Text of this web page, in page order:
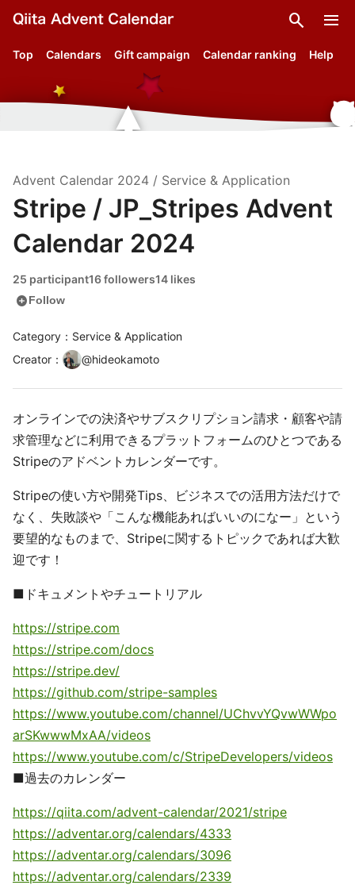
search menu
Top Calendars Gift campaign Calendar ranking Help
Advent Calendar 2024 / Service & Application
Stripe / JP_Stripes Advent
Calendar 2024
25 participant16 followers14 likes
add_circleFollow
Category：Service & Application
Creator ： @hideokamoto
オンラインでの決済やサブスクリプション請求・顧客や請
求管理などに利用できるプラットフォームのひとつである
Stripeのアドベントカレンダーです。
Stripeの使い方や開発Tips、ビジネスでの活用方法だけで
なく、失敗談や「こんな機能あればいいのになー」という
要望的なものまで、Stripeに関するトピックであれば大歓
迎です！
■ドキュメントやチュートリアル
https://stripe.com
https://stripe.com/docs
https://stripe.dev/
https://github.com/stripe-samples
https://www.youtube.com/channel/UChvvYQvwWWpo
arSKwwwMxAA/videos
https://www.youtube.com/c/StripeDevelopers/videos
■過去のカレンダー
https://qiita.com/advent-calendar/2021/stripe
https://adventar.org/calendars/4333
https://adventar.org/calendars/3096
https://adventar.org/calendars/2339